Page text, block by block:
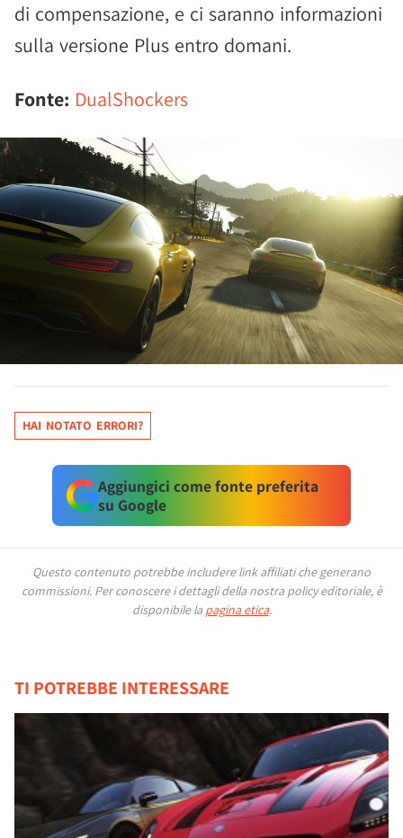
di compensazione, e ci saranno informazioni
sulla versione Plus entro domani.
Fonte: DualShockers
HAI NOTATO ERRORI?
Aggiungici come fonte preferita
su Google
Questo contenuto potrebbe includere link affiliati che generano
commissioni. Per conoscere i dettagli della nostra policy editoriale, è
disponibile la pagina etica.
TI POTREBBE INTERESSARE